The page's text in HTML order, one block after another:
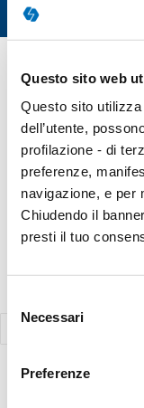
Questo sito web
Questo sito
dell’utente,
profilazione - di
preferenze,
navigazione, e per
Chiudendo il
presti il tuo
delNecessari
Preferenze
Copyright © 2026
coordinamento
Responsabile della
Avv.